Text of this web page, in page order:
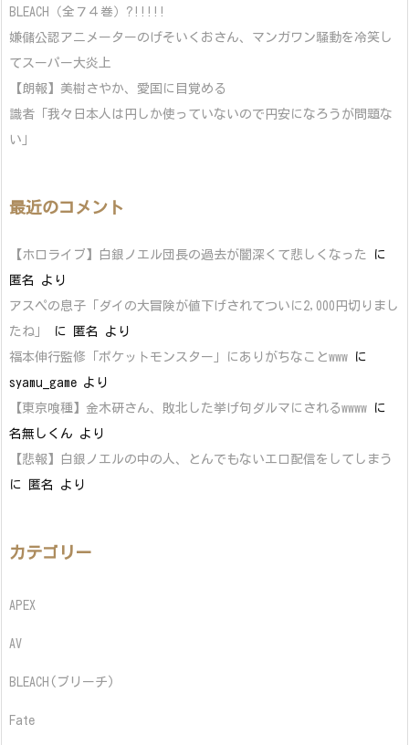
BLEACH（全７４巻）?!!!!!
嫌儲公認アニメーターのげそいくおさん、マンガワン騒動を冷笑し
てスーパー大炎上
【朗報】美樹さやか、愛国に目覚める
識者「我々日本人は円しか使っていないので円安になろうが問題な
い」
最近のコメント
【ホロライブ】白銀ノエル団長の過去が闇深くて悲しくなった
に
匿名
より
アスペの息子「ダイの大冒険が値下げされてついに2,000円切りまし
たね」
に 匿名
より
福本伸行監修「ポケットモンスター」にありがちなことwww に
syamu_game より
【東京喰種】金木研さん、敗北した挙げ句ダルマにされるwwww に
名無しくん より
【悲報】白銀ノエルの中の人、とんでもないエロ配信をしてしまう
に
匿名 より
カテゴリー
APEX
AV
BLEACH(ブリーチ)
Fate